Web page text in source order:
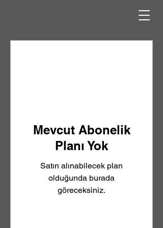
Mevcut Abonelik
Planı Yok
Satın alınabilecek plan
olduğunda burada
göreceksiniz.